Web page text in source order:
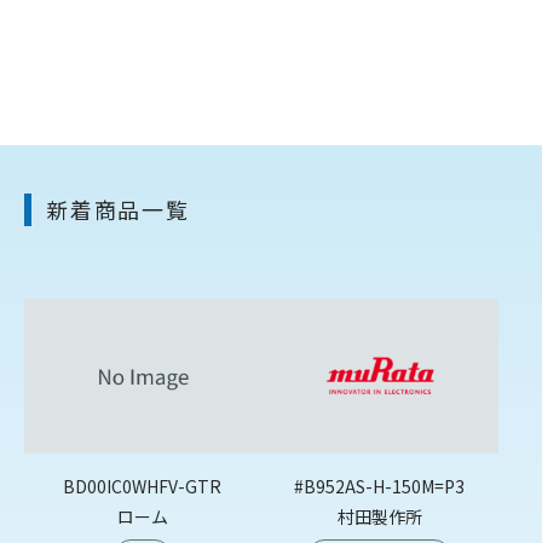
新着商品一覧
BD00IC0WHFV-GTR
ローム
#B952AS-H-150M=P3
村田製作所